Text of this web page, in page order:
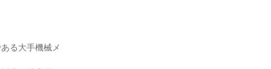
る大手機械メ